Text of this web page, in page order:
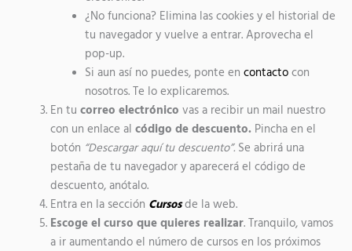
¿No funciona? Elimina las cookies y el historial de
tu navegador y vuelve a entrar. Aprovecha el
pop-up.
Si aun así no puedes, ponte en contacto con
nosotros. Te lo explicaremos.
En tu correo electrónico vas a recibir un mail nuestro
con un enlace al código de descuento.Pincha en el
botón “Descargar aquí tu descuento”.Se abrirá una
pestaña de tu navegador y aparecerá el código de
descuento, anótalo.
Entra en la sección Cursosde la web.
Escoge el curso que quieres realizar. Tranquilo, vamos
a ir aumentando el número de cursos en los próximos